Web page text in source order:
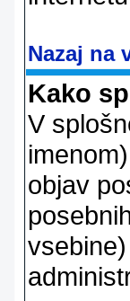
Nazaj na
Kako
V
objav